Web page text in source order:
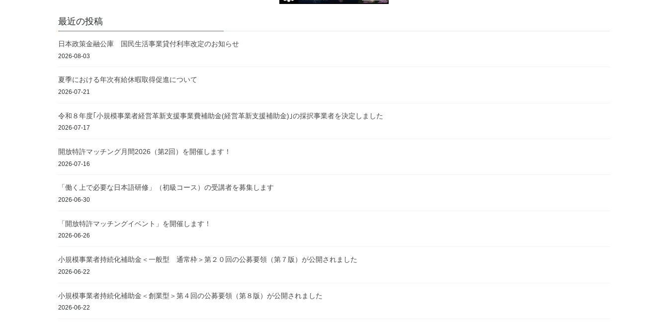
最近の投稿
日本政策金融公庫 国民生活事業貸付利率改定のお知らせ
2026-08-03
夏季における年次有給休暇取得促進について
2026-07-21
令和８年度｢小規模事業者経営革新支援事業費補助金(経営革新支援補助金)｣の採択事業者を決定しました
2026-07-17
開放特許マッチング月間2026（第2回）を開催します！
2026-07-16
「働く上で必要な日本語研修」（初級コース）の受講者を募集します
2026-06-30
「開放特許マッチングイベント」を開催します！
2026-06-26
小規模事業者持続化補助金＜一般型 通常枠＞第２０回の公募要領（第７版）が公開されました
2026-06-22
小規模事業者持続化補助金＜創業型＞第４回の公募要領（第８版）が公開されました
2026-06-22